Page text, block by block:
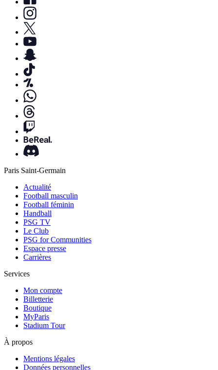
Paris Saint-Germain
Actualité
Football masculin
Football féminin
Handball
PSG TV
Le Club
PSG for Communities
Espace presse
Carrières
Services
Mon compte
Billetterie
Boutique
MyParis
Stadium Tour
À propos
Mentions légales
Données personnelles